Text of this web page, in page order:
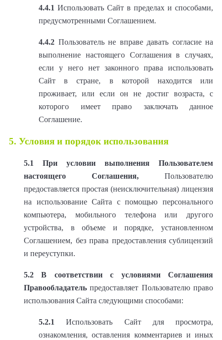
4.4.1 Использовать Сайт в пределах и способами,
предусмотренными Соглашением.
4.4.2 Пользователь не вправе давать согласие на
выполнение настоящего Соглашения в случаях,
если у него нет законного права использовать
Сайт в стране, в которой находится или
проживает, или если он не достиг возраста, с
которого имеет право заключать данное
Соглашение.
5. Условия и порядок использования
5.1
При условии выполнения Пользователем
настоящего Соглашения, Пользователю
предоставляется простая (неисключительная) лицензия
на использование Сайта с помощью персонального
компьютера, мобильного телефона или другого
устройства, в объеме и порядке, установленном
Соглашением, без права предоставления сублицензий
и переуступки.
5.2
В соответствии с условиями Соглашения
Правообладатель предоставляет Пользователю право
использования Сайта следующими способами:
5.2.1
Использовать Сайт для просмотра,
ознакомления, оставления комментариев и иных